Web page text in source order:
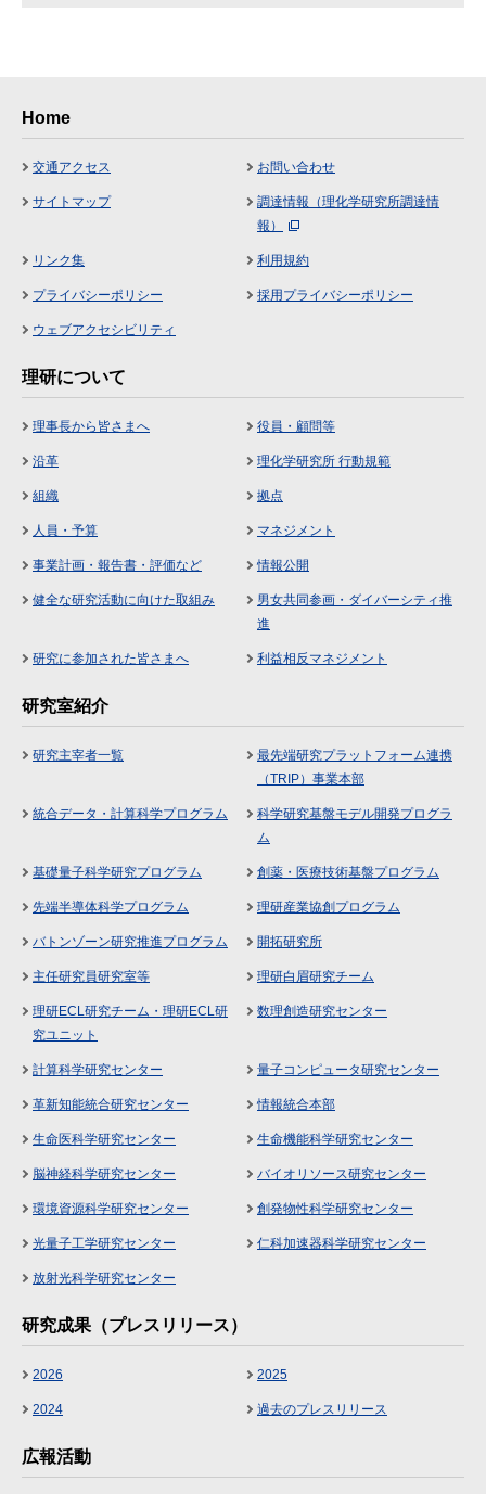
Home
交通アクセス お問い合わせ
サイトマップ
調達情報（理化学研究所調達情
報）
リンク集 利用規約
プライバシーポリシー 採用プライバシーポリシー
ウェブアクセシビリティ
理研について
理事長から皆さまへ 役員・顧問等
沿革 理化学研究所 行動規範
組織 拠点
人員・予算 マネジメント
事業計画・報告書・評価など 情報公開
健全な研究活動に向けた取組み
男女共同参画・ダイバーシティ推
進
研究に参加された皆さまへ 利益相反マネジメント
研究室紹介
研究主宰者一覧
最先端研究プラットフォーム連携
（TRIP）事業本部
統合データ・計算科学プログラム
科学研究基盤モデル開発プログラ
ム
基礎量子科学研究プログラム 創薬・医療技術基盤プログラム
先端半導体科学プログラム 理研産業協創プログラム
バトンゾーン研究推進プログラム 開拓研究所
主任研究員研究室等 理研白眉研究チーム
理研ECL研究チーム・理研ECL研
究ユニット
数理創造研究センター
計算科学研究センター 量子コンピュータ研究センター
革新知能統合研究センター 情報統合本部
生命医科学研究センター 生命機能科学研究センター
脳神経科学研究センター バイオリソース研究センター
環境資源科学研究センター 創発物性科学研究センター
光量子工学研究センター 仁科加速器科学研究センター
放射光科学研究センター
研究成果（プレスリリース）
2026 2025
2024 過去のプレスリリース
広報活動